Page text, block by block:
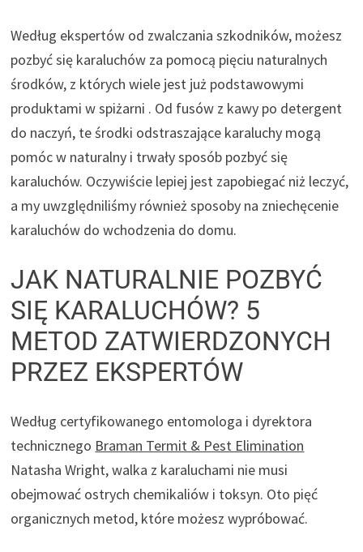
Według ekspertów od zwalczania szkodników, możesz
pozbyć się karaluchów za pomocą pięciu naturalnych
środków, z których wiele jest już podstawowymi
produktami wspiżarni . Od fusów z kawy po detergent
do naczyń, te środki odstraszające karaluchy mogą
pomóc w naturalny i trwały sposób pozbyć się
karaluchów. Oczywiście lepiej jest zapobiegać niż leczyć,
a my uwzględniliśmy również sposoby na zniechęcenie
karaluchów do wchodzenia do domu.
JAK NATURALNIE POZBYĆ
SIĘ KARALUCHÓW? 5
METOD ZATWIERDZONYCH
PRZEZ EKSPERTÓW
Według certyfikowanego entomologa i dyrektora
technicznego Braman Termit & Pest Elimination
t
w
Natasha Wright, walka z karaluchami nie musi
obejmować ostrych chemikaliów i toksyn. Oto pięć
organicznych metod, które możesz wypróbować.